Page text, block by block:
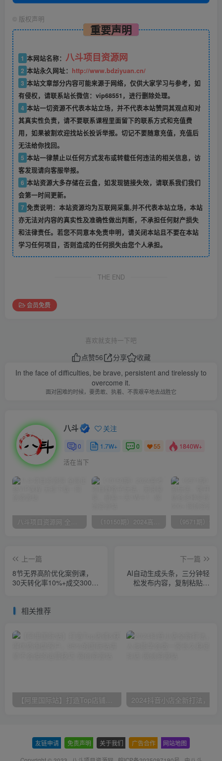
© 版权声明
重要声明
1 本网站名称： 八斗项目资源网
2 本站永久网址： http://www.bdziyuan.cn/
3 本站文章部分内容可能来源于网络，仅供大家学习与参考，如
有侵权，请联系站长微信：vip68551，进行删除处理。
4 本站一切资源不代表本站立场，并不代表本站赞同其观点和对
其真实性负责，请不要联系课程里面留下的联系方式和充值费
用，如果被割欢迎找站长投诉举报。切记不要随意充值，充值后
无法给你找回。
5 本站一律禁止以任何方式发布或转载任何违法的相关信息，访
客发现请向客服举报。
6 本站资源大多存储在云盘，如发现链接失效，请联系我们我们
会第一时间更新。
7 免责说明：本站资源均为互联网采集,并不代表本站立场，本站
亦无法对内容的真实性及准确性做出判断，不承担任何财产损失
和法律责任。若您不同意本免责申明，请关闭本站且不要在本站
学习任何项目，否则造成的任何损失由您个人承担。
THE END
会员免费
喜欢就支持一下吧
点赞56 分享
收藏
In the face of difficulties, be brave, persistent and tirelessly to
overcome it.
面对困难的时候，要勇敢、执着、不畏艰辛地去战胜它
八斗 关注
0 1.7W+ 0 55 1840W+
活在当下
八斗项目资源网 全网正品VIP课程 无损下载~ （10150期）2024高考项目野路子玩法，无限裂变，最高一天1W＋！
上一篇
8节无界高阶优化案例课，
30天转化率10%+成交3000
下一篇
AI自动生成头条，三分钟轻
松发布内容，复制粘贴即
相关推荐
【阿里国际站】打造Top店铺&获得优质询盘客户，​95%的国际站讲师不会说的运营技巧
友链申请 免责声明 关于我们 广告合作 网站地图